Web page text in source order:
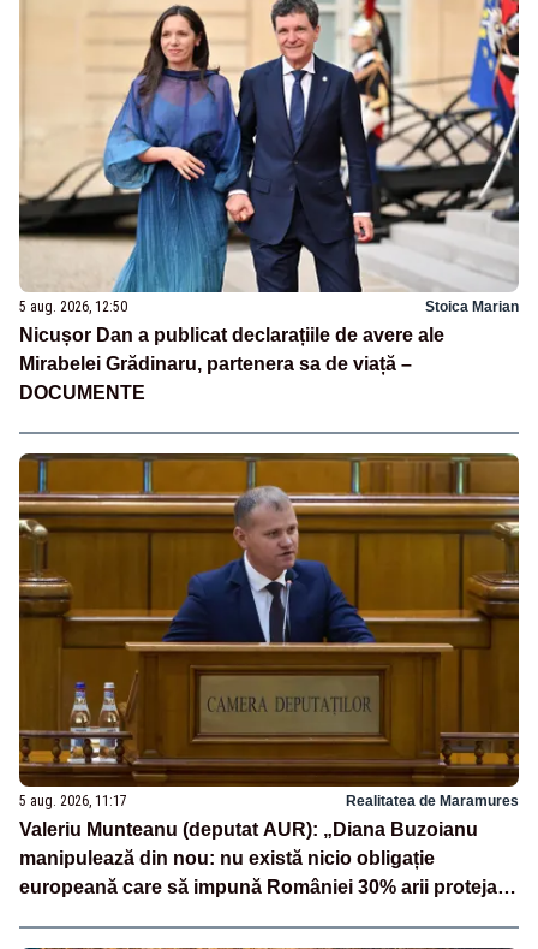
5 aug. 2026, 12:50 Stoica Marian
Nicușor Dan a publicat declarațiile de avere ale
Mirabelei Grădinaru, partenera sa de viață –
DOCUMENTE
5 aug. 2026, 11:17 Realitatea de Maramures
Valeriu Munteanu (deputat AUR): „Diana Buzoianu
manipulează din nou: nu există nicio obligație
europeană care să impună României 30% arii protejate